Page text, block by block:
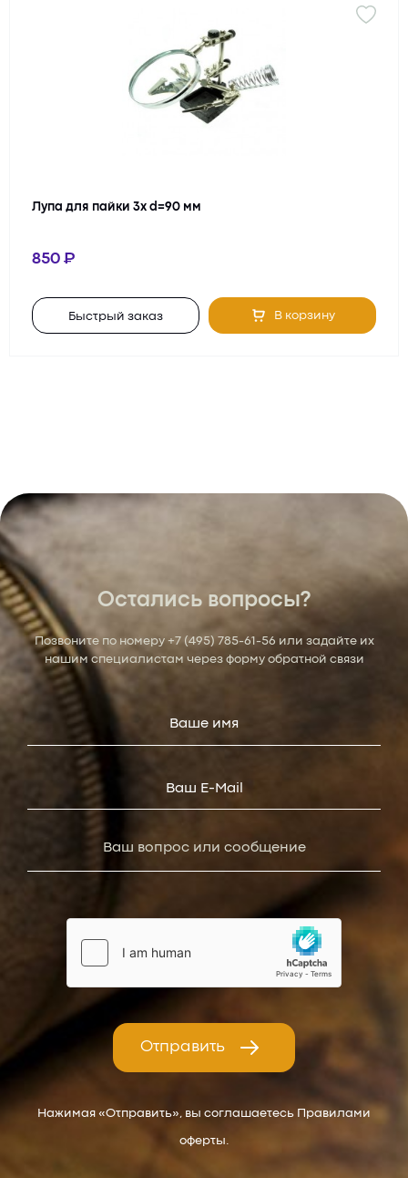
Лупа для пайки 3х d=90 мм
850
Быстрый заказ В корзину
Остались вопросы?
Позвоните по номеру +7 (495) 785-61-56 или задайте их
нашим специалистам через форму обратной связи
Отправить
Нажимая «Отправить», вы соглашаетесь Правилами
оферты.